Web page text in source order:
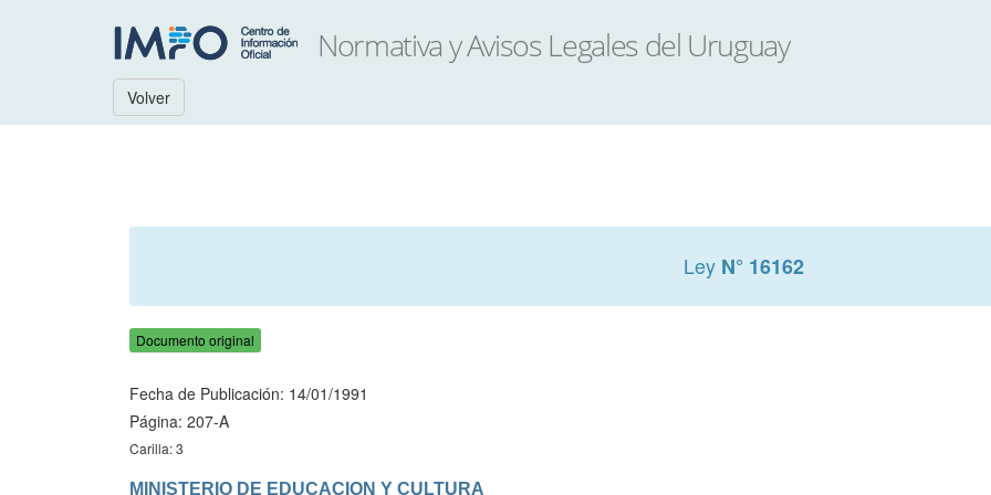
Volver
Ley N° 16162
Documento original
Fecha de Publicación: 14/01/1991
Página: 207-A
Carilla: 3
MINISTERIO DE EDUCACION Y CULTURA